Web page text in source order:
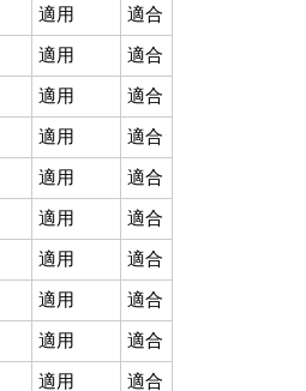
適用 適合
適用 適合
適用 適合
適用 適合
適用 適合
適用 適合
適用 適合
適用 適合
適用 適合
適用 適合